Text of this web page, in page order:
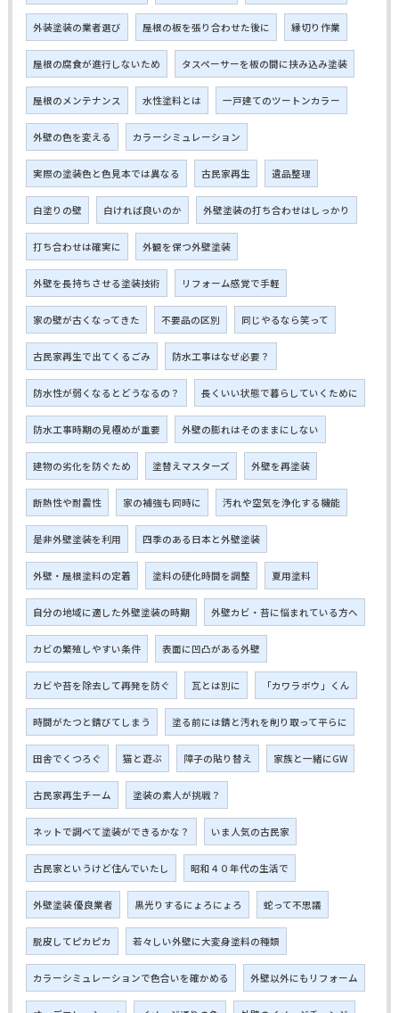
外装塗装の業者選び 屋根の板を張り合わせた後に 縁切り作業
屋根の腐食が進行しないため タスペーサーを板の間に挟み込み塗装
屋根のメンテナンス 水性塗料とは 一戸建てのツートンカラー
外壁の色を変える カラーシミュレーション
実際の塗装色と色見本では異なる 古民家再生 遺品整理
白塗りの壁 白ければ良いのか 外壁塗装の打ち合わせはしっかり
打ち合わせは確実に 外観を保つ外壁塗装
外壁を長持ちさせる塗装技術 リフォーム感覚で手軽
家の壁が古くなってきた 不要品の区別 同じやるなら笑って
古民家再生で出てくるごみ 防水工事はなぜ必要？
防水性が弱くなるとどうなるの？ 長くいい状態で暮らしていくために
防水工事時期の見極めが重要 外壁の膨れはそのままにしない
建物の劣化を防ぐため 塗替えマスターズ 外壁を再塗装
断熱性や耐震性 家の補強も同時に 汚れや空気を浄化する機能
是非外壁塗装を利用 四季のある日本と外壁塗装
外壁・屋根塗料の定着 塗料の硬化時間を調整 夏用塗料
自分の地域に適した外壁塗装の時期 外壁カビ・苔に悩まれている方へ
カビの繁殖しやすい条件 表面に凹凸がある外壁
カビや苔を除去して再発を防ぐ 瓦とは別に 「カワラボウ」くん
時間がたつと錆びてしまう 塗る前には錆と汚れを削り取って平らに
田舎でくつろぐ 猫と遊ぶ 障子の貼り替え 家族と一緒にGW
古民家再生チーム 塗装の素人が挑戦？
ネットで調べて塗装ができるかな？ いま人気の古民家
古民家というけど住んでいたし 昭和４０年代の生活で
外壁塗装 優良業者 黒光りするにょろにょろ 蛇って不思議
脱皮してピカピカ 若々しい外壁に大変身塗料の種類
カラーシミュレーションで色合いを確かめる 外壁以外にもリフォーム